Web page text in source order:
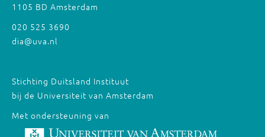
1105 BD Amsterdam
020 525 3690
dia@uva.nl
Stichting Duitsland Instituut
bij de Universiteit van Amsterdam
Met ondersteuning van